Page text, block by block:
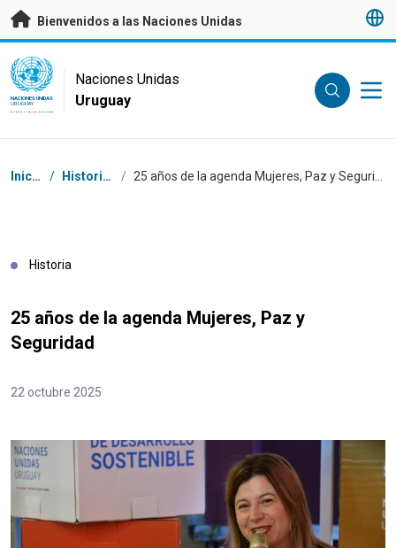
Saltar a contenido principal
Bienvenidos a las Naciones Unidas
UN Logo
NACIONES UNIDAS
URUGUAY
Naciones Unidas
Uruguay
Coordenadas dentro de la ruta de navegación
Inicio / Historias /
Historia
25 años de la agenda Mujeres, Paz y
Seguridad
22 octubre 2025